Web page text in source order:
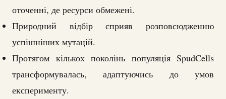
оточенні, де ресурси обмежені.
Природний відбір сприяв розповсюдженню
успішніших мутацій.
Протягом кількох поколінь популяція SpudCells
трансформувалась, адаптуючись до умов
експерименту.